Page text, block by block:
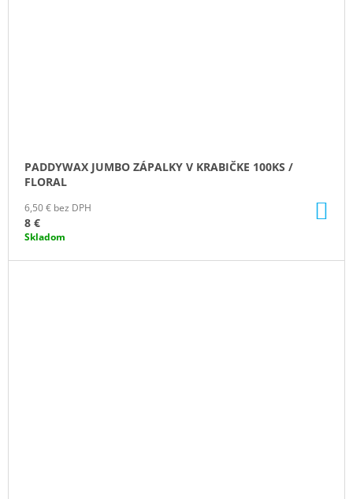
PADDYWAX JUMBO ZÁPALKY V KRABIČKE 100KS /
FLORAL
6,50 € bez DPH
8 €
Skladom